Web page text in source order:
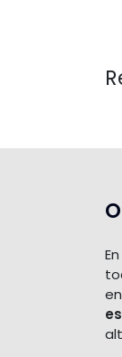
En
en